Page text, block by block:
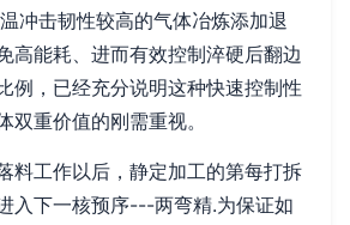
冲击韧性较高的气体冶炼添加退
高能耗、进而有效控制淬硬后翻边
例，已经充分说明这种快速控制性
双重价值的刚需重视。
料工作以后，静定加工的第每打拆
入下一核预序---两弯精.为保证如